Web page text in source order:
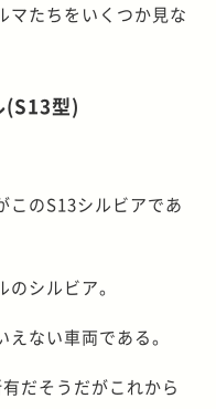
マたちをいくつか見な
(S13型)
このS13シルビアであ
シルビア。
ない車両である。
だそうだがこれから